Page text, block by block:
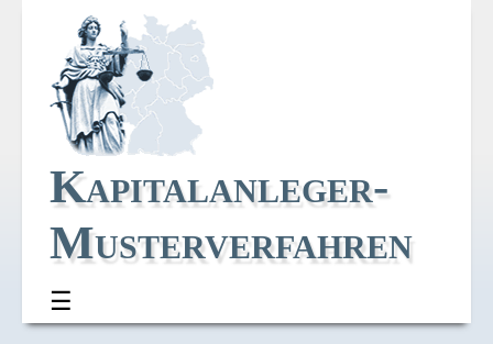
Kapitalanleger-
Musterverfahren
☰